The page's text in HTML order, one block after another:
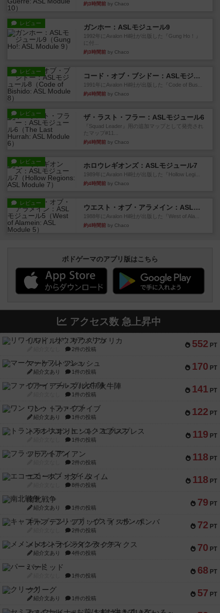
約3時間前 by Chaco
レビュー ガンホー：ASLモジュール9
1992年にAvalon Hill社が出版した『Gung Ho！』
に付...
約3時間前 by Chaco
レビュー
コード・オブ・ブシドー：ASLモジュール8
1991年にAvalon Hill社が出版した『Code of Bus...
約4時間前 by Chaco
レビュー ザ・ラスト・フラー：ASLモジュール6
『Squad Leader』用の追加マップとして発売され
たマップ#11...
約4時間前 by Chaco
レビュー ホロウレギオンズ：ASLモジュール7
1989年にAvalon Hill社が出版した『Hollow Legi...
約4時間前 by Chaco
レビュー
ウエスト・オブ・アラメイン：ASLモジュール5
1988年にAvalon Hill社が出版した『West of Ala...
約4時間前 by Chaco
ボドゲーマのアプリ版はこちら
アクセス数 急上昇中
552 PT
リワイルド：サウスアメリカ
2件の投稿
170 PT
マーケットフレッシュ
紹介文あり 1件の投稿
141 PT
ファイアー・ブルズ / 火牛陣
1件の投稿
122 PT
ワン・トゥ・ファイブ
紹介文あり 1件の投稿
119 PT
トランスオリエント・エクスプレス
1件の投稿
118 PT
フラットアイアン
2件の投稿
118 PT
エコーズ・オブ・タイム
8件の投稿
79 PT
南北戦争
紹介文あり 1件の投稿
72 PT
キャプテン・フリップ：イスラ・ボンバ
2件の投稿
70 PT
メメントオンラインタクティクス
紹介文あり 4件の投稿
68 PT
パーミッド
1件の投稿
57 PT
クリーグ
紹介文あり 1件の投稿